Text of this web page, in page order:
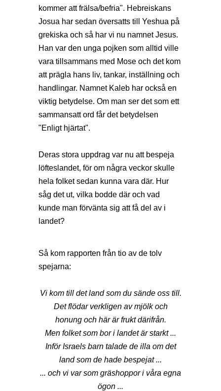
kommer att frälsa/befria". Hebreiskans
Josua har sedan översatts till Yeshua på
grekiska och så har vi nu namnet Jesus.
Han var den unga pojken som alltid ville
vara tillsammans med Mose och det kom
att prägla hans liv, tankar, inställning och
handlingar. Namnet Kaleb har också en
viktig betydelse. Om man ser det som ett
sammansatt ord får det betydelsen
"Enligt hjärtat".
Deras stora uppdrag var nu att bespeja
löfteslandet, för om några veckor skulle
hela folket sedan kunna vara där. Hur
såg det ut, vilka bodde där och vad
kunde man förvänta sig att få del av i
landet?
Så kom rapporten från tio av de tolv
spejarna:
Vi kom till det land som du sände oss till.
Det flödar verkligen av mjölk och
honung och här är frukt därifrån.
Men folket som bor i landet är starkt ...
Inför Israels barn talade de illa om det
land som de hade bespejat ...
... och vi var som gräshoppor i våra egna
ögon ...